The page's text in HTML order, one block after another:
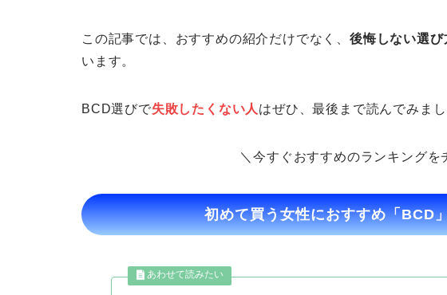
この記事では、おすすめの紹介だけでなく、 後悔しない選
います。
BCD選びで失敗したくない人 はぜひ、最後まで読んでみまし
＼今すぐおすすめのランキングを
初めて買う女性におすすめ「